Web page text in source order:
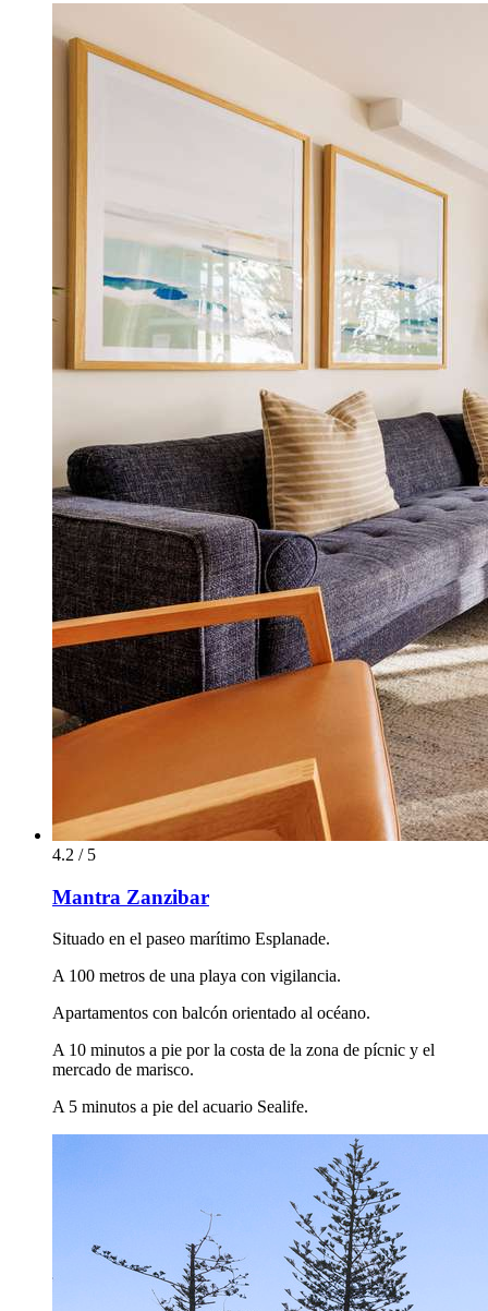
4.2 / 5
Mantra Zanzibar
Situado en el paseo marítimo Esplanade.
A 100 metros de una playa con vigilancia.
Apartamentos con balcón orientado al océano.
A 10 minutos a pie por la costa de la zona de pícnic y el
mercado de marisco.
A 5 minutos a pie del acuario Sealife.